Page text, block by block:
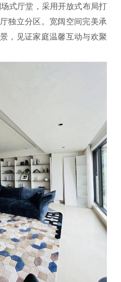
式厅堂，采用开放式布局打
独立分区。宽阔空间完美承
，见证家庭温馨互动与欢聚